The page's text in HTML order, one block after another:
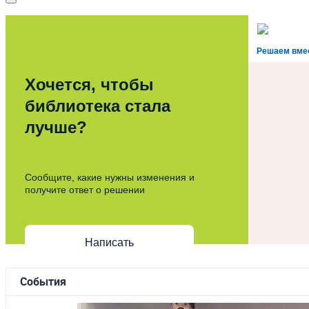
Решаем
Хочется, чтобы
библиотека стала
лучше?
Сообщите, какие нужны изменения и
получите ответ о решении
Написать